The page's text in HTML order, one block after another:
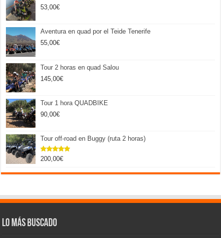
53,00€
Aventura en quad por el Teide Tenerife
55,00€
Tour 2 horas en quad Salou
145,00€
Tour 1 hora QUADBIKE
90,00€
Tour off-road en Buggy (ruta 2 horas)
Valorado
de 5
200,00€
Lo más buscado